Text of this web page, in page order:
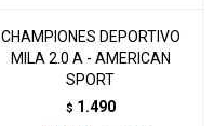
CHAMPIONES DEPORTIVO
MILA 2.0 A - AMERICAN
SPORT
$ 1.490